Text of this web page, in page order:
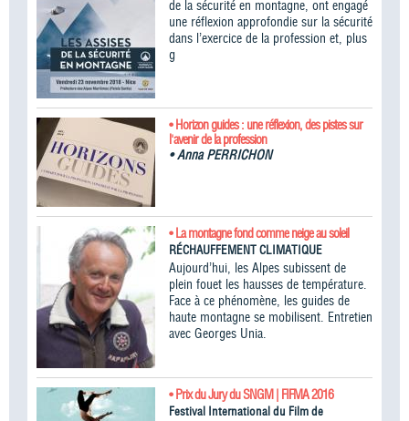
de la sécurité en montagne, ont engagé
une réflexion approfondie sur la sécurité
dans l’exercice de la profession et, plus
g
• Horizon guides : une réflexion, des pistes sur
l'avenir de la profession
•Anna PERRICHON
• La montagne fond comme neige au soleil
RÉCHAUFFEMENT CLIMATIQUE
Aujourd’hui, les Alpes subissent de
plein fouet les hausses de température.
Face à ce phénomène, les guides de
haute montagne se mobilisent. Entretien
avec Georges Unia.
• Prix du Jury du SNGM | FIFMA 2016
Festival International du Film de